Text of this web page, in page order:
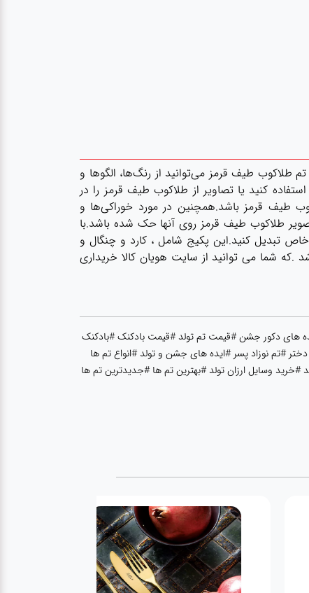
طیف قرمز می‌توانید از رنگ‌ها، الگوها و
کنید یا تصاویر از طلاکوب طیف قرمز را در
طیف قرمز باشد.همچنین در مورد خوراکی‌ها و
طلاکوب طیف قرمز روی آنها حک شده باشد.با
تبدیل کنید.این پکیج شامل ، کارد و چنگال و
شما می توانید از سایت هویان کالا خریداری
های دکور جشن #قیمت تم تولد #قیمت بادکنک #بادکنک
#تم نوزاد پسر #ایده های جشن و تولد #انواع تم ها
وسایل ارزان تولد #بهترین تم ها #جدیدترین تم ها